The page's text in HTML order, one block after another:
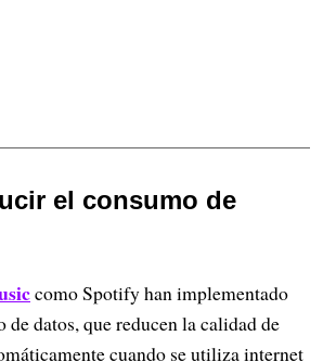
el consumo de
como Spotify han implementado
de datos, que reducen la calidad de
cuando se utiliza internet